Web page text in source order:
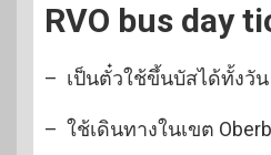
RVO bus day
– เป็นตั๋วใช้ขึ้นบัสได้ทั้งวัน
– ใช้เดินทางในเขต